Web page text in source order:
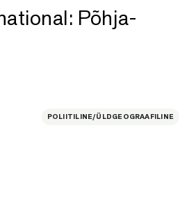
Põhja-
POLIITILINE/ÜLDGEOGRAAFILINE